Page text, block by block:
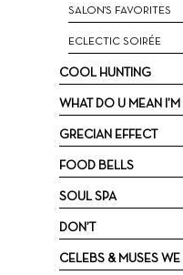
SALON'S FAVORITES
ECLECTIC SOIRÉE
COOL HUNTING
WHAT DO U MEAN I’M
GRECIAN EFFECT
FOOD BELLS
SOUL SPA
DON’T
CELEBS & MUSES